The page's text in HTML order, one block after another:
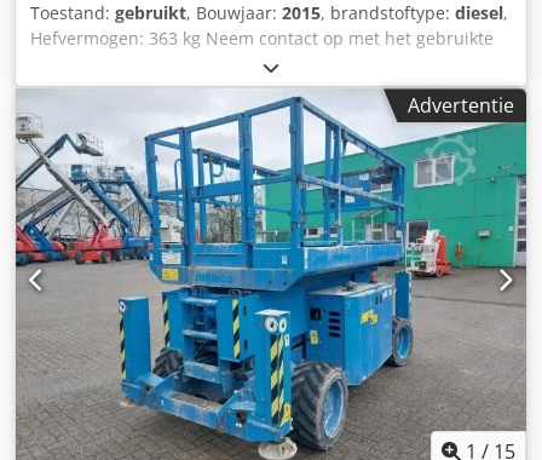
Toestand: gebruikt, Bouwjaar: 2015, brandstoftype: diesel,
Hefvermogen: 363 kg Neem contact op met het gebruikte
machinecentrum voor meer informatie. Dwjdpfx Abezfn D
Ee Dja
Advertentie
1 / 15